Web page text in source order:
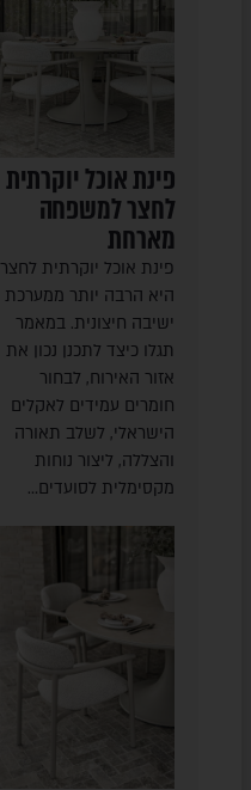
פינת אוכל יוקרתית
לחצר למשפחה
מארחת
פינת אוכל יוקרתית לחצר
היא הרבה יותר ממערכת
ישיבה חיצונית. במאמר
תגלו כיצד לתכנן נכון את
אזור האירוח, לבחור
חומרים עמידים לאקלים
הישראלי, לשלב תאורה
והצללה, ליצור נוחות
מקסימלית לסועדים…